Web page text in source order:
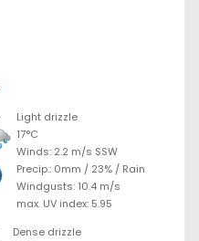
Light drizzle
17°C
Winds: 2.2 m/s SSW
Precip.: 0mm / 23% / Rain
Windgusts: 10.4 m/s
max. UV index: 5.95
Dense drizzle